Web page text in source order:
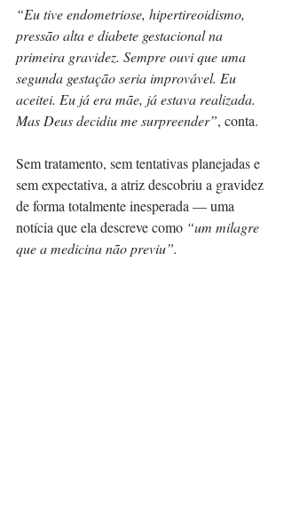
“Eu tive endometriose, hipertireoidismo,
pressão alta e diabete gestacional na
primeira gravidez. Sempre ouvi que uma
segunda gestação seria improvável. Eu
aceitei. Eu já era mãe, já estava realizada.
Mas Deus decidiu me surpreender”, conta.
Sem tratamento, sem tentativas planejadas e
sem expectativa, a atriz descobriu a gravidez
de forma totalmente inesperada — uma
notícia que ela descreve como “um milagre
que a medicina não previu”.